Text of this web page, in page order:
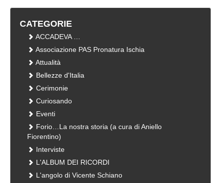
CATEGORIE
ACCADEVA …
Associazione PAS Pronatura Ischia
Attualità
Bellezze d'Italia
Cerimonie
Curiosando
Eventi
Forio…La nostra storia (a cura di Aniello
Fiorentino)
Interviste
L'ALBUM DEI RICORDI
L'angolo di Vicente Schiano